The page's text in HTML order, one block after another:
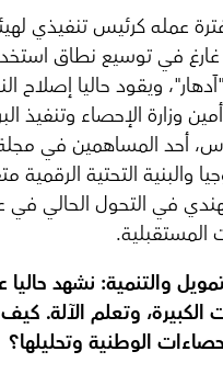
عمله كرئيس تنفيذي
في توسيع نطاق
ويقود حاليا إصلاح
وزارة الإحصاء وتنفيذ
أحد المساهمين في مجلة
والبنية التحتية
في التحول الحالي
المستقبلية.
والتنمية: نشهد
الكبيرة، وتعلم الآلة. كيف
الوطنية وتحليلها؟